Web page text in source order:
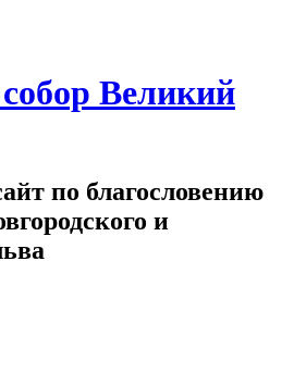
Великий
по благословению
и